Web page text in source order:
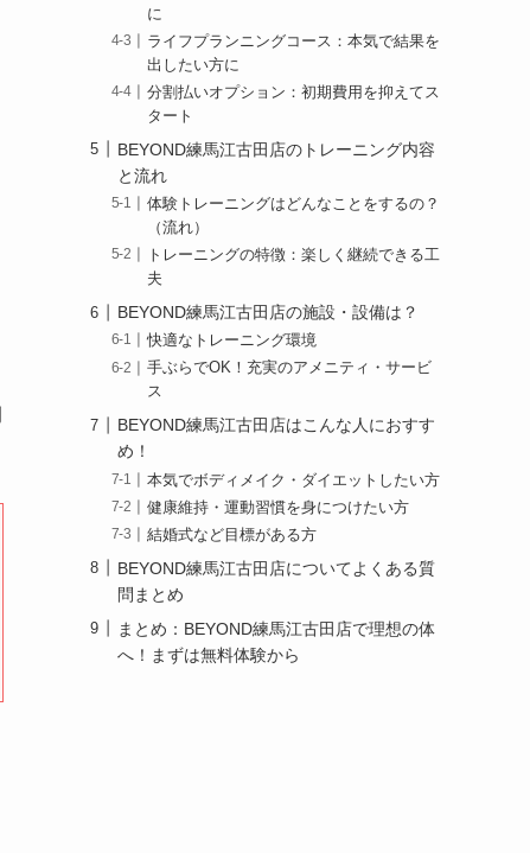
に
ライフプランニングコース：本気で結果を
出したい方に
分割払いオプション：初期費用を抑えてス
タート
BEYOND練馬江古田店のトレーニング内容
と流れ
体験トレーニングはどんなことをするの？
（流れ）
トレーニングの特徴：楽しく継続できる工
夫
BEYOND練馬江古田店の施設・設備は？
快適なトレーニング環境
手ぶらでOK！充実のアメニティ・サービ
ス
BEYOND練馬江古田店はこんな人におすす
め！
本気でボディメイク・ダイエットしたい方
健康維持・運動習慣を身につけたい方
結婚式など目標がある方
BEYOND練馬江古田店についてよくある質
問まとめ
まとめ：BEYOND練馬江古田店で理想の体
へ！まずは無料体験から